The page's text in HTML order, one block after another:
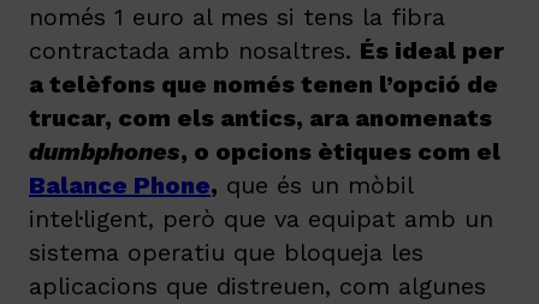
només 1 euro al mes si tens la fibra
contractada amb nosaltres. És ideal per
a telèfons que només tenen l’opció de
trucar, com els antics, ara anomenats
dumbphones, o opcions ètiques com el
Balance Phone, que és un mòbil
intel·ligent, però que va equipat amb un
sistema operatiu que bloqueja les
aplicacions que distreuen, com algunes